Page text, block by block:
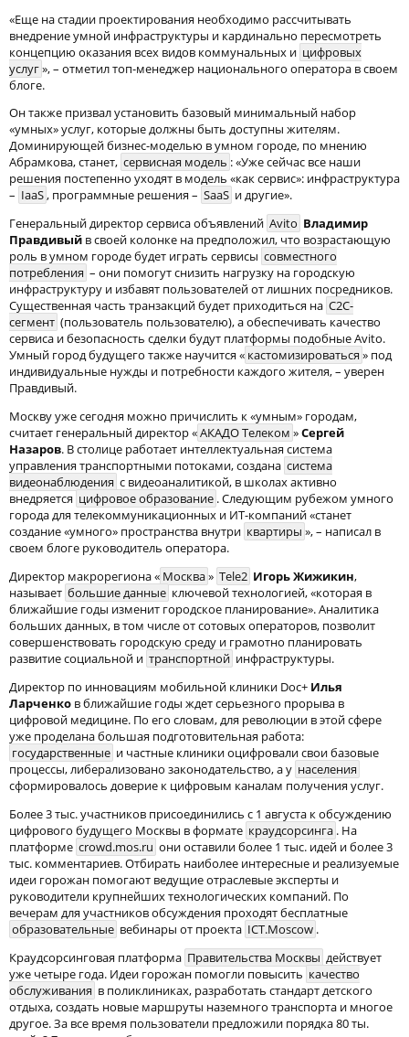
«Еще на стадии проектирования необходимо рассчитывать
внедрение умной инфраструктуры и кардинально пересмотреть
концепцию оказания всех видов коммунальных и цифровых
услуг», – отметил топ-менеджер национального оператора в своем
блоге.
Он также призвал установить базовый минимальный набор
«умных» услуг, которые должны быть доступны жителям.
Доминирующей бизнес-моделью в умном городе, по мнению
Абрамкова, станет, сервисная модель : «Уже сейчас все наши
решения постепенно уходят в модель «как сервис»: инфраструктура
– IaaS, программные решения – SaaS и другие».
Генеральный директор сервиса объявлений Avito Владимир
Правдивый в своей колонке на предположил, что возрастающую
роль в умном городе будет играть сервисы совместного
потребления – они помогут снизить нагрузку на городскую
инфраструктуру и избавят пользователей от лишних посредников.
Существенная часть транзакций будет приходиться на C2C-
сегмент (пользователь пользователю), а обеспечивать качество
сервиса и безопасность сделки будут платформы подобные Avito.
Умный город будущего также научится « кастомизироваться » под
индивидуальные нужды и потребности каждого жителя, – уверен
Правдивый.
Москву уже сегодня можно причислить к «умным» городам,
считает генеральный директор «АКАДО Телеком »Сергей
Назаров. В столице работает интеллектуальная система
управления транспортными потоками, создана система
видеонаблюдения с видеоаналитикой, в школах активно
внедряется цифровое образование . Следующим рубежом умного
города для телекоммуникационных и ИТ-компаний «станет
создание «умного» пространства внутри квартиры », – написал в
своем блоге руководитель оператора.
Директор макрорегиона « Москва» Tele2 Игорь Жижикин,
называет большие данные ключевой технологией, «которая в
ближайшие годы изменит городское планирование». Аналитика
больших данных, в том числе от сотовых операторов, позволит
совершенствовать городскую среду и грамотно планировать
развитие социальной и транспортной инфраструктуры.
Директор по инновациям мобильной клиники Doc+ Илья
Ларченко в ближайшие годы ждет серьезного прорыва в
цифровой медицине. По его словам, для революции в этой сфере
уже проделана большая подготовительная работа:
государственные и частные клиники оцифровали свои базовые
процессы, либерализовано законодательство, а у населения
сформировалось доверие к цифровым каналам получения услуг.
Более 3 тыс. участников присоединились с 1 августа к обсуждению
цифрового будущего Москвы в формате краудсорсинга . На
платформе crowd.mos.ru они оставили более 1 тыс. идей и более 3
тыс. комментариев. Отбирать наиболее интересные и реализуемые
идеи горожан помогают ведущие отраслевые эксперты и
руководители крупнейших технологических компаний. По
вечерам для участников обсуждения проходят бесплатные
образовательные вебинары от проекта ICT.Moscow .
Краудсорсинговая платформа Правительства Москвы действует
уже четыре года. Идеи горожан помогли повысить качество
обслуживания в поликлиниках, разработать стандарт детского
отдыха, создать новые маршруты наземного транспорта и многое
другое. За все время пользователи предложили порядка 80 ты.